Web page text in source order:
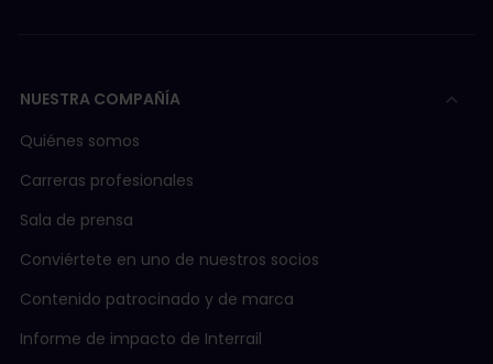
NUESTRA COMPAÑÍA
Quiénes somos
Carreras profesionales
Sala de prensa
Conviértete en uno de nuestros socios
Contenido patrocinado y de marca
Informe de impacto de Interrail